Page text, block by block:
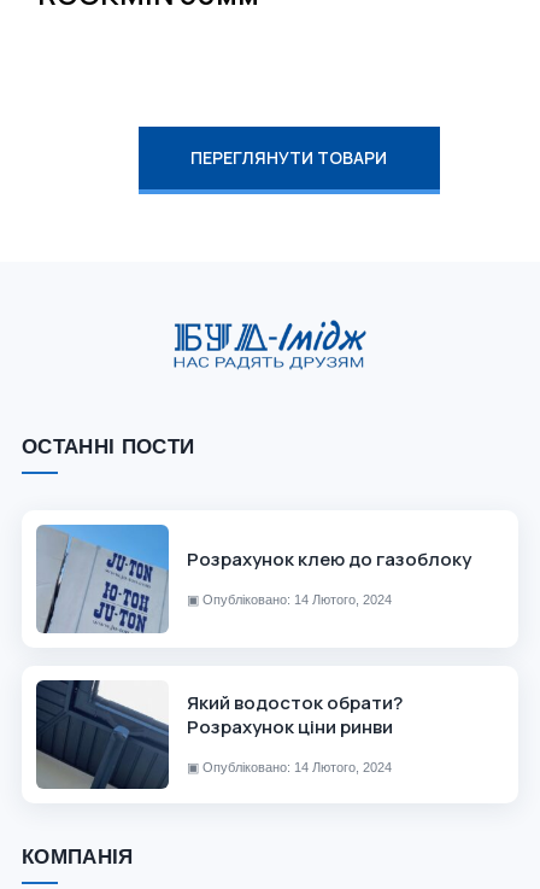
ПЕРЕГЛЯНУТИ ТОВАРИ
ОСТАННІ ПОСТИ
Розрахунок клею до газоблоку
▣ Опубліковано: 14 Лютого, 2024
Який водосток обрати?
Розрахунок ціни ринви
▣ Опубліковано: 14 Лютого, 2024
КОМПАНІЯ